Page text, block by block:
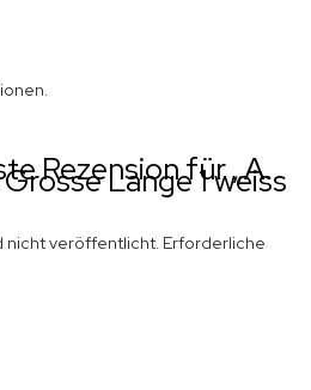
Rezension für „A.
Lange 1 weiss
nicht veröffentlicht. Erforderliche